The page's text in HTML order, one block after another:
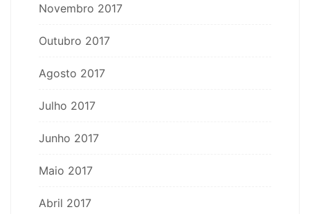
Novembro 2017
Outubro 2017
Agosto 2017
Julho 2017
Junho 2017
Maio 2017
Abril 2017